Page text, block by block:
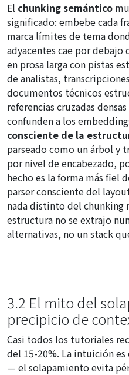
El chunking semántico
significado: embebe cada
marca límites de tema
adyacentes cae por
en prosa larga con pistas
de analistas,
documentos técnicos
referencias cruzadas
confunden a los
consciente de la
parseado como un árbol y
por nivel de encabezado,
hecho es la forma más fiel
parser consciente del
nada distinto del chunking
estructura no se extrajo
alternativas, no un stack
3.2 El mito del
precipicio de
Casi todos los tutoriales
del 15-20%. La intuición
— el solapamiento evita